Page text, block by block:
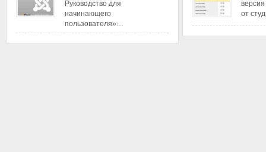
Руководство для
начинающего
пользователя»…
от